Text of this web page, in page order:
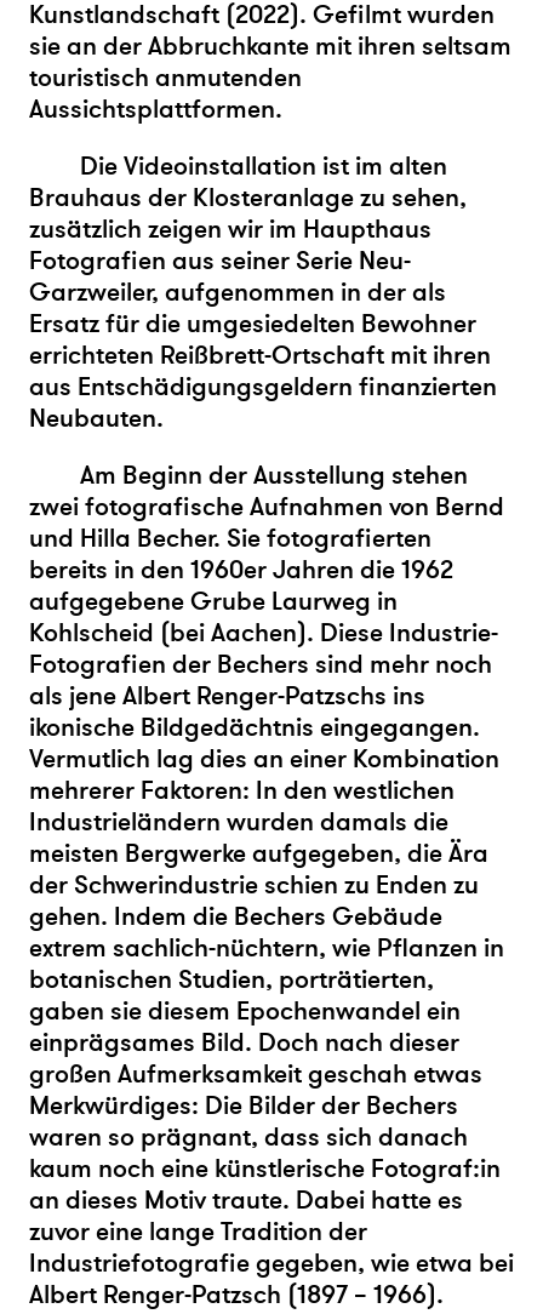
Kunstlandschaft (2022). Gefilmt wurden
sie an der Abbruchkante mit ihren seltsam
touristisch anmutenden
Aussichtsplattformen.
Die Videoinstallation ist im alten
Brauhaus der Klosteranlage zu sehen,
zusätzlich zeigen wir im Haupthaus
Fotografien aus seiner Serie Neu-
Garzweiler, aufgenommen in der als
Ersatz für die umgesiedelten Bewohner
errichteten Reißbrett-Ortschaft mit ihren
aus Entschädigungsgeldern finanzierten
Neubauten.
Am Beginn der Ausstellung stehen
zwei fotografische Aufnahmen von Bernd
und Hilla Becher. Sie fotografierten
bereits in den 1960er Jahren die 1962
aufgegebene Grube Laurweg in
Kohlscheid (bei Aachen). Diese Industrie-
Fotografien der Bechers sind mehr noch
als jene Albert Renger-Patzschs ins
ikonische Bildgedächtnis eingegangen.
Vermutlich lag dies an einer Kombination
mehrerer Faktoren: In den westlichen
Industrieländern wurden damals die
meisten Bergwerke aufgegeben, die Ära
der Schwerindustrie schien zu Enden zu
gehen. Indem die Bechers Gebäude
extrem sachlich-nüchtern, wie Pflanzen in
botanischen Studien, porträtierten,
gaben sie diesem Epochenwandel ein
einprägsames Bild. Doch nach dieser
großen Aufmerksamkeit geschah etwas
Merkwürdiges: Die Bilder der Bechers
waren so prägnant, dass sich danach
kaum noch eine künstlerische Fotograf:in
an dieses Motiv traute. Dabei hatte es
zuvor eine lange Tradition der
Industriefotografie gegeben, wie etwa bei
Albert Renger-Patzsch (1897 – 1966).